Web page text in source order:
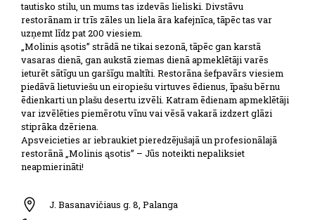
tautisko stilu, un mums tas izdevās lieliski. Divstāvu
restorānam ir trīs zāles un liela āra kafejnīca, tāpēc tas var
uzņemt līdz pat 200 viesiem.
„Molinis ąsotis” strādā ne tikai sezonā, tāpēc gan karstā
vasaras dienā, gan aukstā ziemas dienā apmeklētāji varēs
ieturēt sātīgu un garšīgu maltīti. Restorāna šefpavārs viesiem
piedāvā lietuviešu un eiropiešu virtuves ēdienus, īpašu bērnu
ēdienkarti un plašu desertu izvēli. Katram ēdienam apmeklētāji
var izvēlēties piemērotu vīnu vai vēsā vakarā izdzert glāzi
stiprāka dzēriena.
Apsveicieties ar iebraukiet pieredzējušajā un profesionālajā
restorānā „Molinis ąsotis” – Jūs noteikti nepaliksiet
neapmierināti!
J. Basanavičiaus g. 8, Palanga